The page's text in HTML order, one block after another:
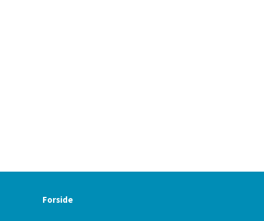
Forside